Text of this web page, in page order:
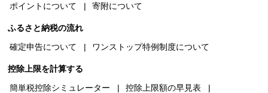
ポイントについて
寄附について
ふるさと納税の流れ
確定申告について
ワンストップ特例制度について
控除上限を計算する
簡単税控除シミュレーター
控除上限額の早見表